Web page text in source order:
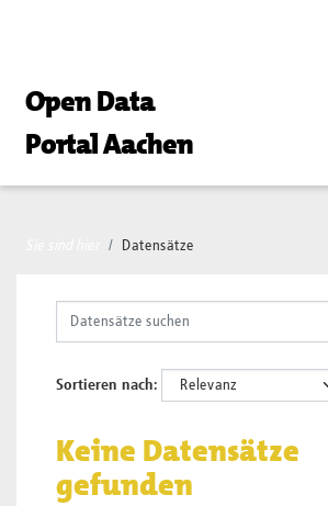
Open Data
Portal Aachen
Datensätze
Sortieren nach
Keine Datensätze
gefunden